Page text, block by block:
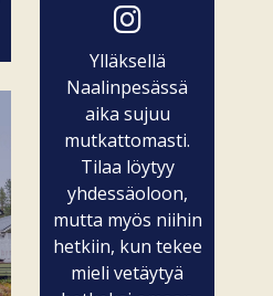
Ylläksellä
Naalinpesässä
aika sujuu
mutkattomasti.
Tilaa löytyy
yhdessäoloon,
mutta myös niihin
hetkiin, kun tekee
mieli vetäytyä